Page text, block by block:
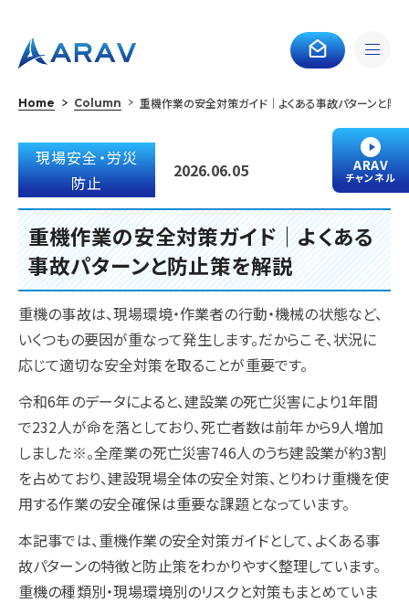
ARAV
チャンネル
Home Column 重機作業の安全対策ガイド｜よくある事故パターンと防
現場安全・労災
防止
2026.06.05
重機作業の安全対策ガイド｜よくある
事故パターンと防止策を解説
重機の事故は、現場環境・作業者の行動・機械の状態など、
いくつもの要因が重なって発生します。だからこそ、状況に
応じて適切な安全対策を取ることが重要です。
令和6年のデータによると、建設業の死亡災害により1年間
で232人が命を落としており、死亡者数は前年から9人増加
しました※。全産業の死亡災害746人のうち建設業が約3割
を占めており、建設現場全体の安全対策、とりわけ重機を使
用する作業の安全確保は重要な課題となっています。
本記事では、重機作業の安全対策ガイドとして、よくある事
故パターンの特徴と防止策をわかりやすく整理しています。
重機の種類別・現場環境別のリスクと対策もまとめていま